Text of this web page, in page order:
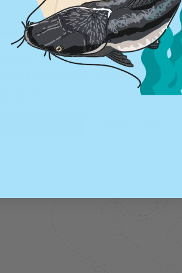
Gyorsfagyasztott halászlé
alap halszelet nélkül (1 kg)